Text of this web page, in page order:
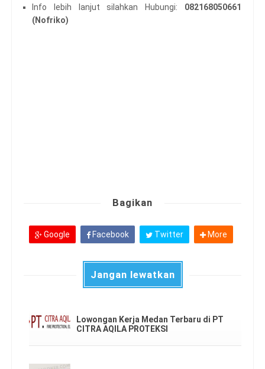
Info lebih lanjut silahkan Hubungi: 082168050661
(Nofriko)
Bagikan
Google Facebook Twitter More
Jangan lewatkan
Lowongan Kerja Medan Terbaru di PT
CITRA AQILA PROTEKSI